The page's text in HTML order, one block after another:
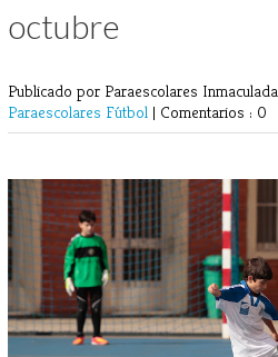
octubre
Publicado por Paraescolares Inmaculada
Paraescolares Fútbol | Comentarios : 0